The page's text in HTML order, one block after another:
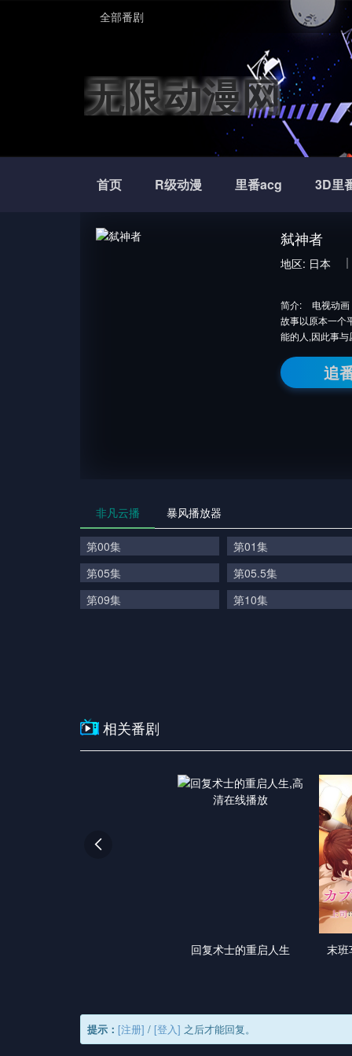
全部番剧
无限动漫网
首页 R级动漫 里番acg 3D里
弑神者
地区: 日本
简介:
电视动
故事以原本一个
能的人,因此事
追
非凡云播 暴风播放器
第00集
第01集
第05集
第05.5集
第09集
第10集
相关番剧
回复术士的重启人生 末班

提示： [注册] / [登入] 之后才能回复。